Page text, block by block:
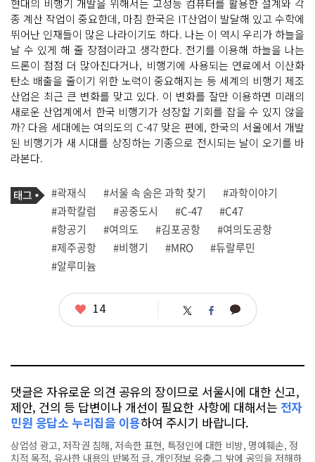
현대의 비행기 개발을 위해서는 고성능 컴퓨터를 활용한 설계와 각
종 계산 작업이 중요한데, 마침 한국은 IT산업이 발달해 있고 수학에
뛰어난 인재들이 많은 나라이기도 하다. 나는 이 역시 우리가 하늘을
날 수 있게 해 줄 장점이라고 생각한다. 전기를 이용해 하늘을 나는
드론이 점점 더 많아진다거나, 비행기에 사용되는 연료에서 이산화
탄소 배출을 줄이기 위한 노력이 중요해지는 등 세계의 비행기 제조
산업은 최근 큰 변화를 맞고 있다. 이 변화를 잘만 이용하면 미래의
새로운 산업계에서 한국 비행기가 성장할 기회를 잡을 수 있지 않을
까? 다음 세대에는 여의도의 C-47 맞은 편에, 한국의 서울에서 개발
된 비행기가 새 시대를 상징하는 기종으로 전시되는 날이 오기를 바
라본다.
기
사
관
련
태
그
태
그
#곽재식 #서울 속 숨은 과학 찾기
#과학이야기
#과학칼럼
#공중도시 #C-47
#C47
#항공기
#여의도 #김포공항
#여의도공항
#제주공항
#비행기 #MRO
#듀랄루민
#알루미늄
좋
14 트 페 카
댓글은 자유로운 의견 공유의 장이므로 서울시에 대한 신고,
제안, 건의 등 답변이나 개선이 필요한 사항에 대해서는 전자
민원 응답소 누리집을 이용하여 주시기 바랍니다.
상업성 광고, 저작권 침해, 저속한 표현, 특정인에 대한 비방, 명예훼손, 정
치적 목적, 유사한 내용의 반복적 글, 개인정보 유출,그 밖에 공익을 저해하